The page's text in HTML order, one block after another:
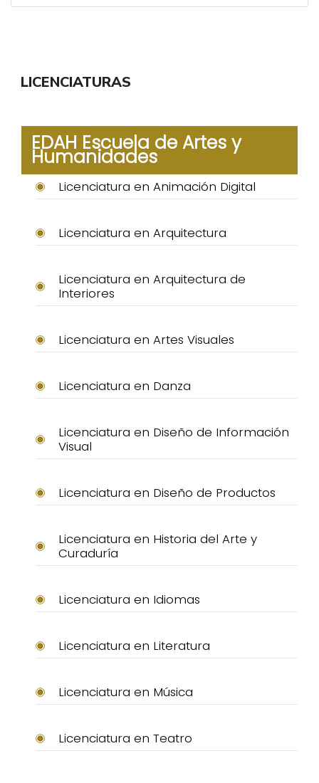
LICENCIATURAS
EDAH Escuela de Artes y
Humanidades
Licenciatura en Animación Digital
Licenciatura en Arquitectura
Licenciatura en Arquitectura de
Interiores
Licenciatura en Artes Visuales
Licenciatura en Danza
Licenciatura en Diseño de Información
Visual
Licenciatura en Diseño de Productos
Licenciatura en Historia del Arte y
Curaduría
Licenciatura en Idiomas
Licenciatura en Literatura
Licenciatura en Música
Licenciatura en Teatro